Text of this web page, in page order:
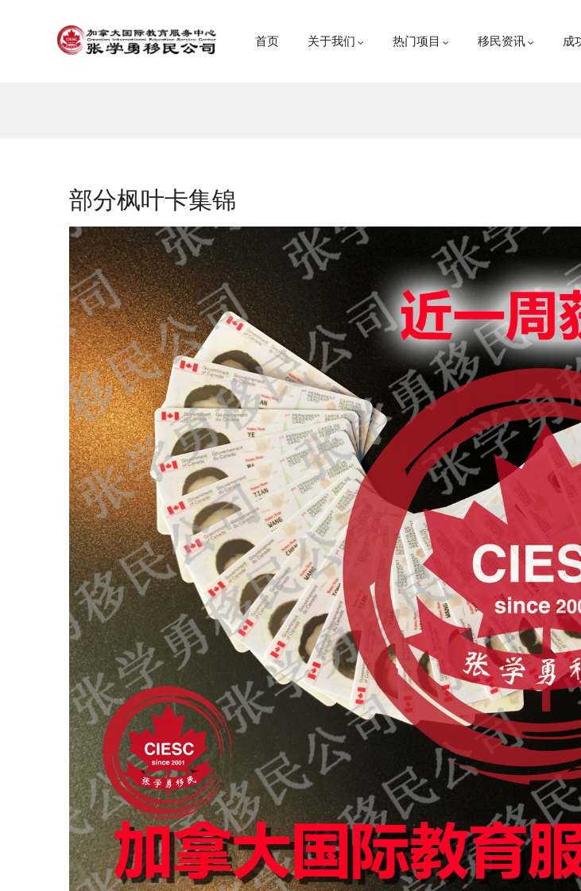
首页 关于我们 热门项目 移民资讯 成
部分枫叶卡集锦